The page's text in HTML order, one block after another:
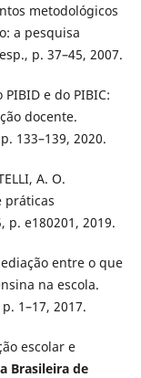
metodológicos
a pesquisa
p. 37–45, 2007.
PIBID e do PIBIC:
docente.
133–139, 2020.
A. O.
práticas
p. e180201, 2019.
entre o que
na escola.
1–17, 2017.
escolar e
Brasileira de